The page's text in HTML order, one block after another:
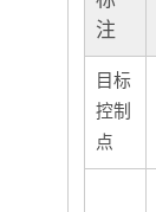
注
目标
控制
点